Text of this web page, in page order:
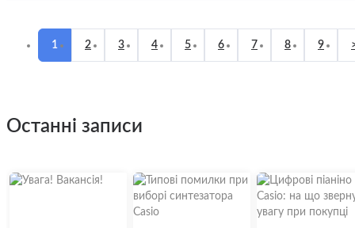
1 2 3 4 5 6 7 8 9
останні записи